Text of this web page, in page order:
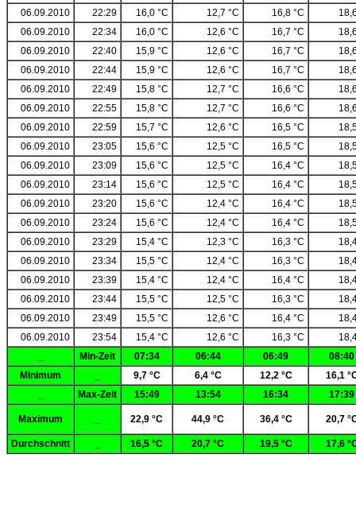
06.09.2010
22:29 16,0 °C 12,7 °C 16,8 °C
06.09.2010
22:34 16,0 °C 12,6 °C 16,7 °C
06.09.2010
22:40 15,9 °C 12,6 °C 16,7 °C
06.09.2010
22:44 15,9 °C 12,6 °C 16,7 °C
06.09.2010
22:49 15,8 °C 12,7 °C 16,6 °C
06.09.2010
22:55 15,8 °C 12,7 °C 16,6 °C
06.09.2010
22:59 15,7 °C 12,6 °C 16,5 °C
06.09.2010
23:05 15,6 °C 12,5 °C 16,5 °C
06.09.2010
23:09 15,6 °C 12,5 °C 16,4 °C
06.09.2010
23:14 15,6 °C 12,5 °C 16,4 °C
06.09.2010
23:20 15,6 °C 12,4 °C 16,4 °C
06.09.2010
23:24 15,6 °C 12,4 °C 16,4 °C
06.09.2010
23:29 15,4 °C 12,3 °C 16,3 °C
06.09.2010
23:34 15,5 °C 12,4 °C 16,3 °C
06.09.2010
23:39 15,4 °C 12,4 °C 16,4 °C
06.09.2010
23:44 15,5 °C 12,5 °C 16,3 °C
06.09.2010
23:49 15,5 °C 12,6 °C 16,4 °C
06.09.2010
23:54 15,4 °C 12,6 °C 16,3 °C
Min-Zeit 07:34 06:44 06:49
08:40
Minimum
9,7 °C 6,4 °C 12,2 °C
16,1
Max-Zeit 15:49 13:54 16:34 17:39
Maximum 22,9 °C 44,9 °C 36,4 °C 20,7
Durchschnitt 16,5 °C 20,7 °C 19,5 °C 17,6